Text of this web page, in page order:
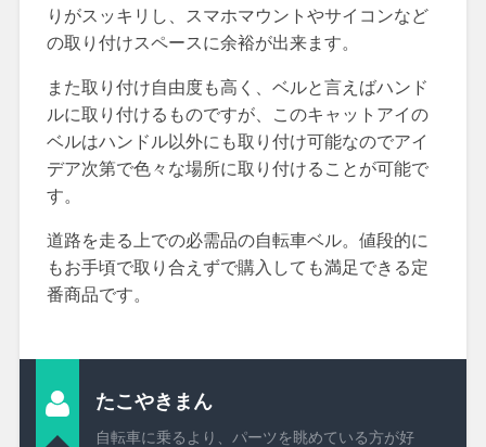
りがスッキリし、スマホマウントやサイコンなど
の取り付けスペースに余裕が出来ます。
また取り付け自由度も高く、ベルと言えばハンド
ルに取り付けるものですが、このキャットアイの
ベルはハンドル以外にも取り付け可能なのでアイ
デア次第で色々な場所に取り付けることが可能で
す。
道路を走る上での必需品の自転車ベル。値段的に
もお手頃で取り合えずで購入しても満足できる定
番商品です。
たこやきまん
自転車に乗るより、パーツを眺めている方が好